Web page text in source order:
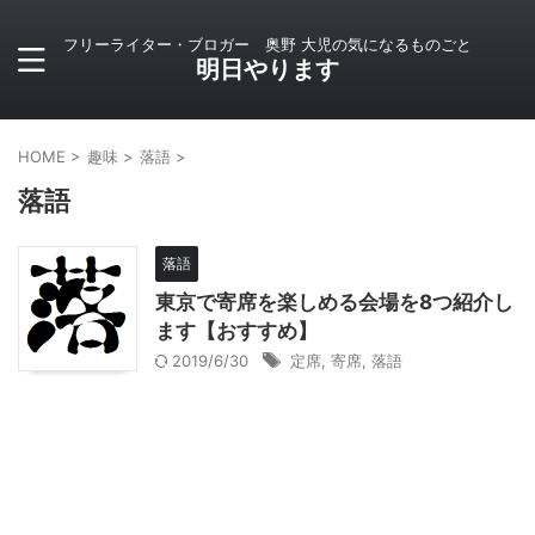
フリーライター・ブロガー 奥野 大児の気になるものごと
明日やります
HOME > 趣味 > 落語 >
落語
落語
東京で寄席を楽しめる会場を8つ紹介し
ます【おすすめ】
2019/6/30 定席 寄席 落語